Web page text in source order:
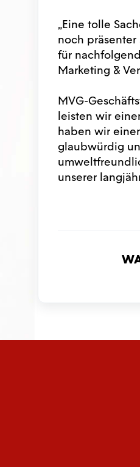
„Eine tolle
noch präsenter
für
Marketing &
MVG-
leisten wir
haben wir
glaubwürdig
unserer